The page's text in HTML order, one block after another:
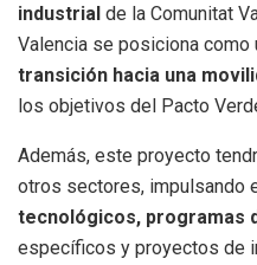
industrial de la Comunitat
Valencia se posiciona como
transición hacia una
los objetivos del Pacto
Además, este proyecto
otros sectores, impulsando
tecnológicos, programas
específicos y proyectos de